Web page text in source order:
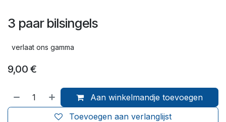
3 paar bilsingels
verlaat ons gamma
9,00 €
Aan winkelmandje toevoegen
Toevoegen aan verlanglijst